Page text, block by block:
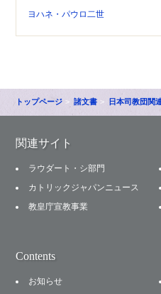
ヨハネ・パウロ二世
トップページ 諸文書 日本司教団関
関連サイト
ラウダート・シ部門
カトリックジャパンニュース
教皇庁宣教事業
Contents
お知らせ